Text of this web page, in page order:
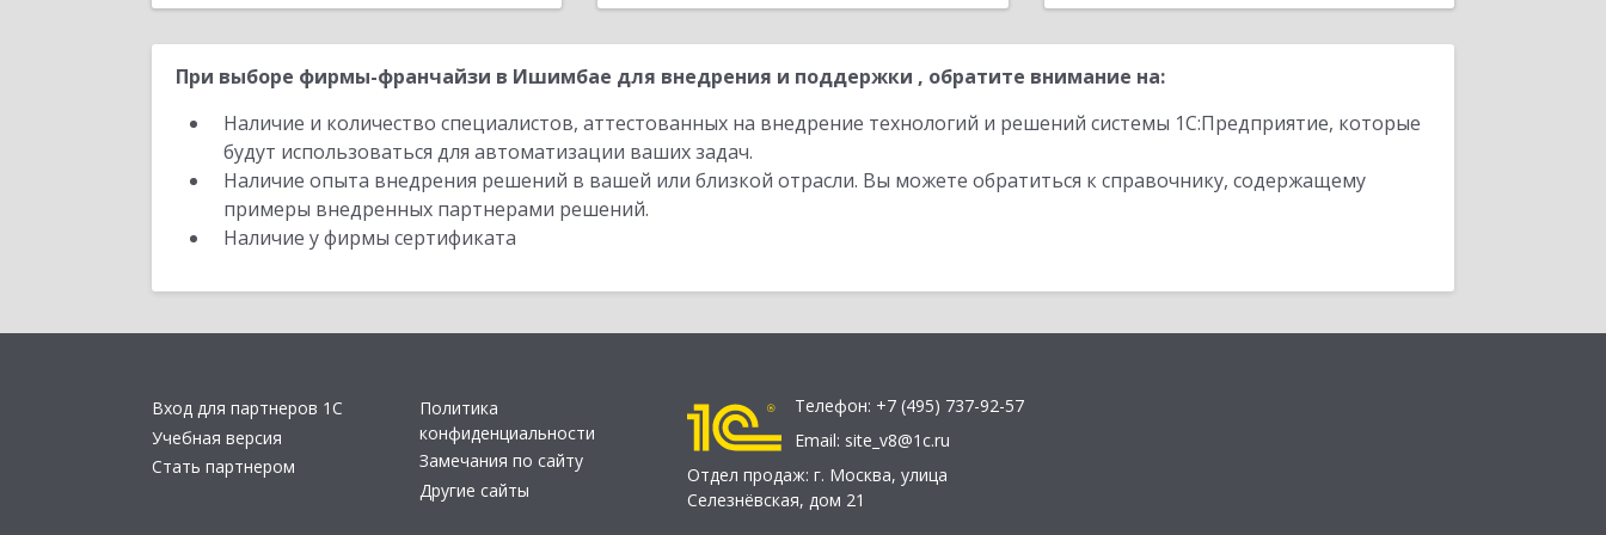
При выборе фирмы-франчайзи в Ишимбае для внедрения и поддержки , обратите внимание на:
Наличие и количество специалистов, аттестованных на внедрение технологий и решений системы 1С:Предприятие, которые
будут использоваться для автоматизации ваших задач.
Наличие опыта внедрения решений в вашей или близкой отрасли. Вы можете обратиться к справочнику, содержащему
примеры внедренных партнерами решений.
Наличие у фирмы сертификата
Вход для партнеров 1С
Учебная версия
Стать партнером
Политика
конфиденциальности
Замечания по сайту
Другие сайты
Телефон: +7 (495) 737-92-57
Email: site_v8@1c.ru
Отдел продаж: г. Москва, улица
Селезнёвская, дом 21